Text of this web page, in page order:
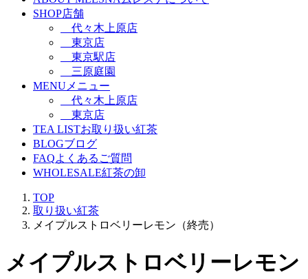
SHOP店舗
代々木上原店
東京店
東京駅店
三原庭園
MENUメニュー
代々木上原店
東京店
TEA LISTお取り扱い紅茶
BLOGブログ
FAQよくあるご質問
WHOLESALE紅茶の卸
TOP
取り扱い紅茶
メイプルストロベリーレモン（終売）
メイプルストロベリーレモン